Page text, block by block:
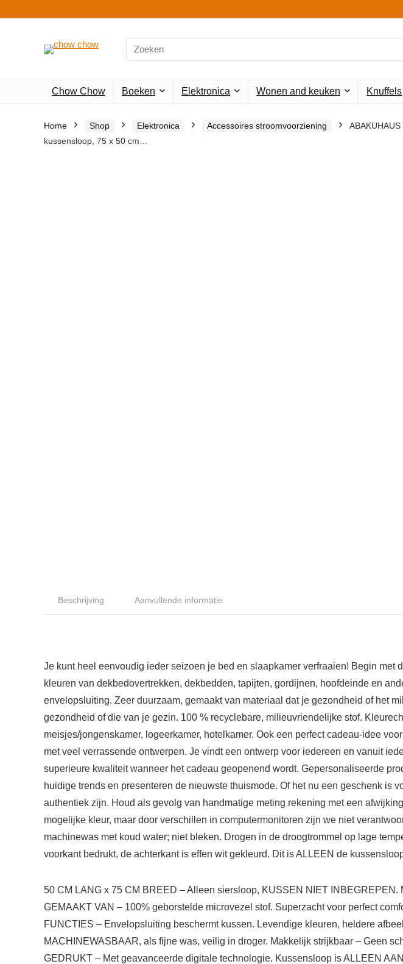
Search
for:
Chow Chow Boeken Elektronica Wonen and keuken Knuffels
Home Shop Elektronica Accessoires stroomvoorziening
kussensloop, 75 x 50 cm…
Beschrijving Aanvullende informatie
Je kunt heel eenvoudig ieder seizoen je bed en slaapkamer verfraaien! Begin
kleuren van dekbedovertrekken, dekbedden, tapijten, gordijnen, hoofdeinde en
envelopsluiting. Zeer duurzaam, gemaakt van materiaal dat je gezondheid of het
gezondheid of die van je gezin. 100 % recyclebare, milieuvriendelijke stof.
meisjes/jongenskamer, logeerkamer, hotelkamer. Ook een perfect cadeau-idee
met veel verrassende ontwerpen. Je vindt een ontwerp voor iedereen en vanuit
superieure kwaliteit wanneer het cadeau geopenend wordt. Gepersonaliseerde
huidige trends en presenteren de nieuwste thuismode. Of het nu een geschenk is
authentiek zijn. Houd als gevolg van handmatige meting rekening met een
mogelijke kleur, maar door verschillen in computermonitoren zijn we niet
machinewas met koud water; niet bleken. Drogen in de droogtrommel op lage
voorkant bedrukt, de achterkant is effen wit gekleurd. Dit is ALLEEN de
50 CM LANG x 75 CM BREED – Alleen siersloop, KUSSEN NIET INBEGREPEN.
GEMAAKT VAN – 100% geborstelde microvezel stof. Superzacht voor perfect
FUNCTIES – Envelopsluiting beschermt kussen. Levendige kleuren, heldere
MACHINEWASBAAR, als fijne was, veilig in droger. Makkelijk strijkbaar – Geen
GEDRUKT – Met geavanceerde digitale technologie. Kussensloop is ALLEEN